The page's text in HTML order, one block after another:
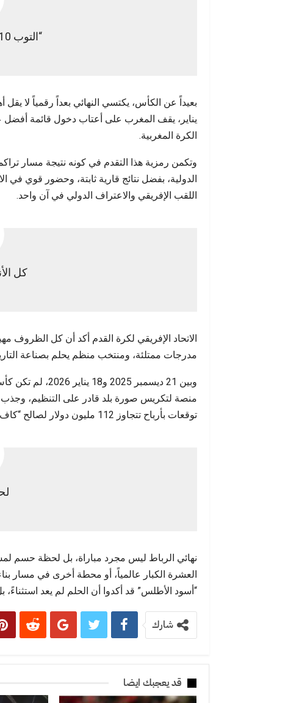
“التوب 10”… أكثر من تصنيف
يناير، يقف المغرب على أعتاب دخول قائمة
الكرة المغربية.
وتكمن رمزية هذا التقدم في كونه نتيجة مسار
الدولية، بفضل نتائج قارية ثابتة، وحضور قوي في
اللقب الإفريقي والاعتراف الدولي في آن واحد.
كل
الاتحاد الإفريقي لكرة القدم أكد أن كل الظروف
مدرجات ممتلئة، ومنتخب منظم يحلم بصناعة
وبين 21 ديسمبر
منصة لتكريس صورة بلد قادر على التنظيم، وجذب
توقعات بأرباح تتجاوز 112 مليون دولار لصالح “كاف”.
نهائي الرباط ليس مجرد مباراة، بل لحظة حسم
العشرة الكبار عالمياً، أو محطة أخرى في مسار
“أسود الأطلس” قد أكدوا أن الحلم لم يعد
شارك
قد يعجبك ايضا